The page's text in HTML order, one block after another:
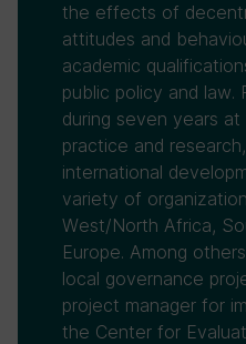
the effects of
attitudes and
academic
public policy and law.
during seven years
practice and
international
variety of
West/North Africa,
Europe. Among
local governance
project manager for
the Center for